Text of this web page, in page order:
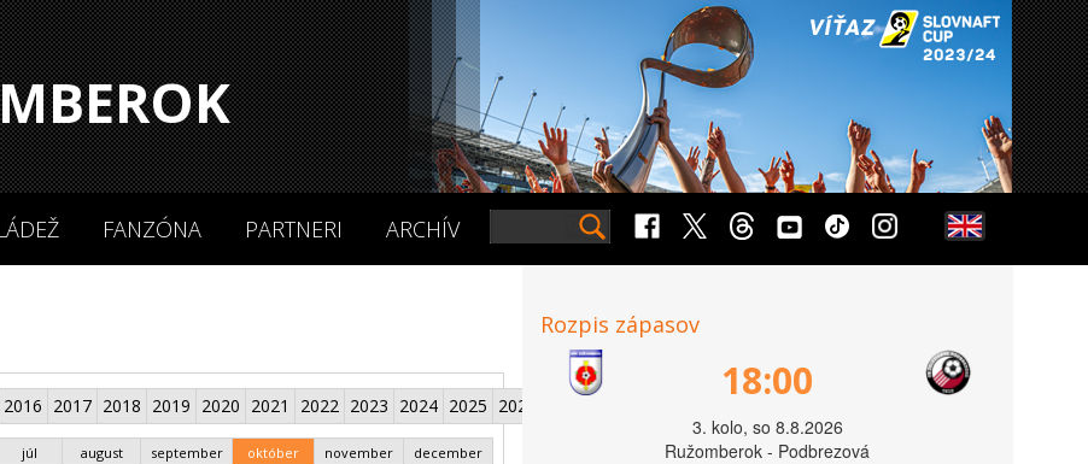
FANZÓNA PARTNERI ARCHÍV
2016 2017 2018 2019 2020 2021 2022 2023 2024 2025 2026
júl august september október november december
Rozpis zápasov
18:00
3. kolo, so 8.8.2026
Ružomberok - Podbrezová